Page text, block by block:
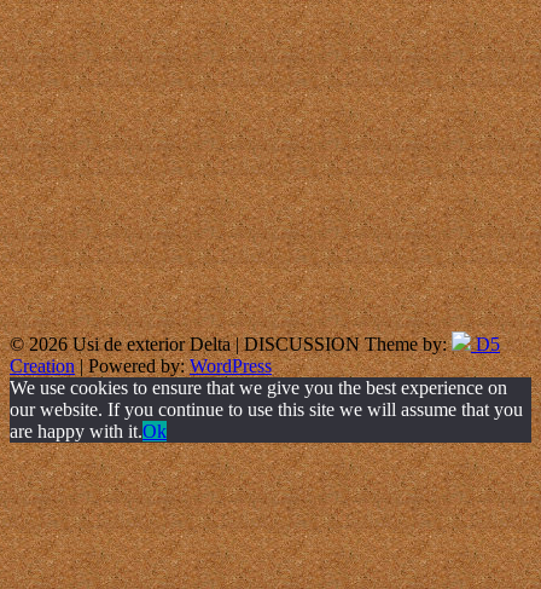
© 2026 Usi de exterior Delta | DISCUSSION Theme by:
D5
Creation| Powered by:WordPress
We use cookies to ensure that we give you the best experience on
our website. If you continue to use this site we will assume that you
are happy with it.Ok